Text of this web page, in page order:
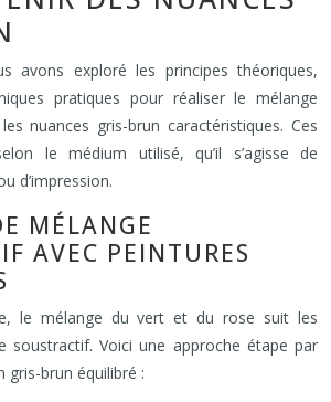
avons exploré les principes théoriques,
pratiques pour réaliser le mélange
nuances gris-brun caractéristiques. Ces
le médium utilisé, qu’il s’agisse de
d’impression.
MÉLANGE
AVEC PEINTURES
le mélange du vert et du rose suit les
soustractif. Voici une approche étape par
brun équilibré :